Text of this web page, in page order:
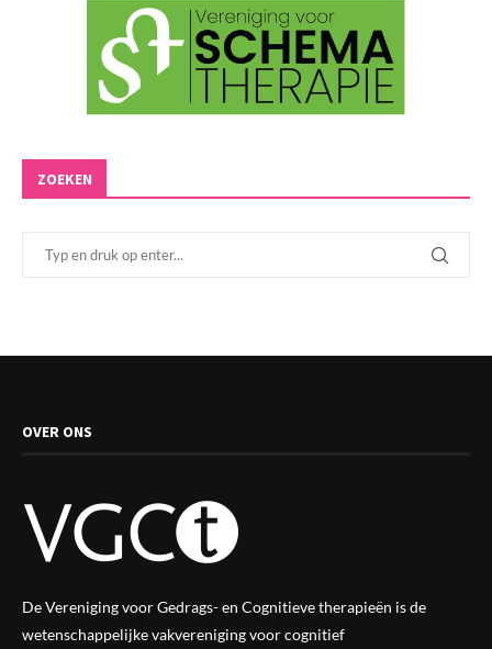
ZOEKEN
OVER ONS
De Vereniging voor Gedrags- en Cognitieve therapieën is de
wetenschappelijke vakverenigingvoor cognitief